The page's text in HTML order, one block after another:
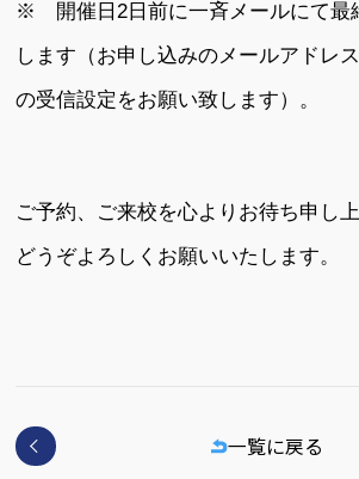
※ 開催日2日前に一斉メールにて最
します（お申し込みのメールアドレ
の受信設定をお願い致します）。
ご予約、ご来校を心よりお待ち申し
どうぞよろしくお願いいたします。
一覧に戻る